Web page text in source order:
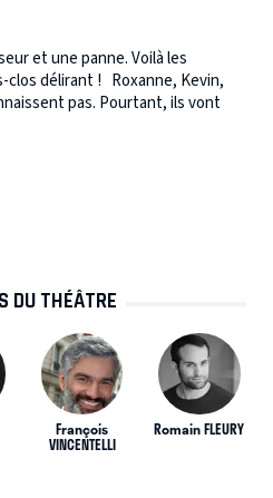
et une panne. Voilà les
clos délirant ! Roxanne, Kevin,
pas. Pourtant, ils vont
DU THÉÂTRE
François
VINCENTELLI
Romain FLEURY